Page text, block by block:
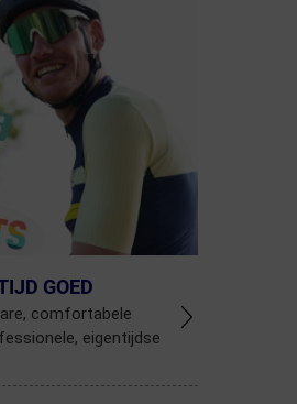
GOED
comfortabele
eigentijdse